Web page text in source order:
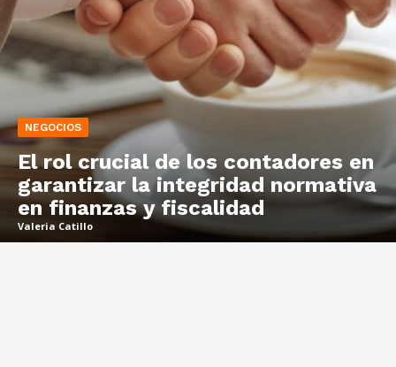
NEGOCIOS
El rol crucial de los contadores en
garantizar la integridad normativa
en finanzas y fiscalidad
Valeria Catillo